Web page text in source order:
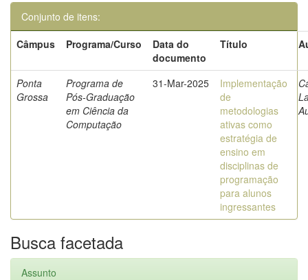
Conjunto de itens:
Câmpus
Programa/Curso
Data do
documento
Título
Ponta
Grossa
Programa de
Pós-Graduação
em Ciência da
Computação
31-Mar-2025
Implementação
de
metodologias
ativas como
estratégia de
ensino em
disciplinas de
programação
para alunos
ingressantes
Busca facetada
Assunto